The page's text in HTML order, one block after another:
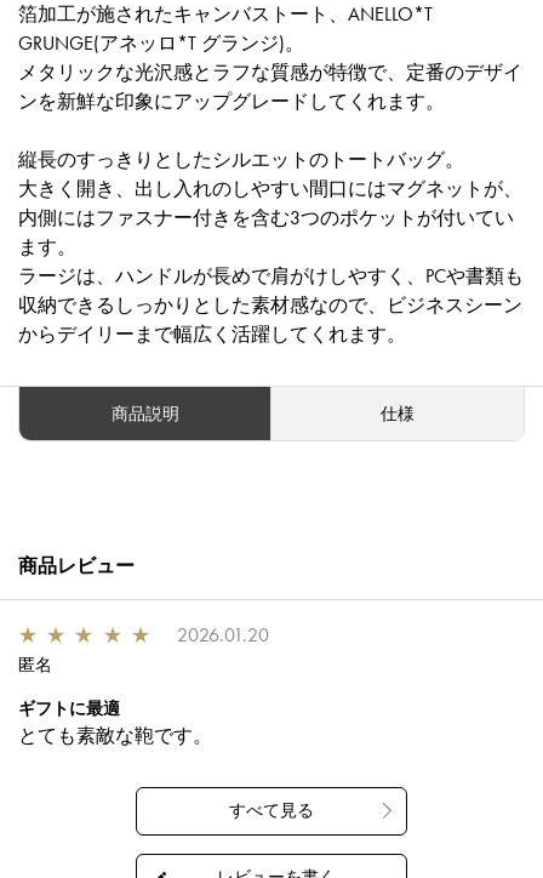
箔加工が施されたキャンバストート、ANELLO*T
GRUNGE(アネッロ*T グランジ)。
メタリックな光沢感とラフな質感が特徴で、定番のデザイ
ンを新鮮な印象にアップグレードしてくれます。
縦長のすっきりとしたシルエットのトートバッグ。
大きく開き、出し入れのしやすい間口にはマグネットが、
内側にはファスナー付きを含む3つのポケットが付いてい
ます。
ラージは、ハンドルが長めで肩がけしやすく、PCや書類も
収納できるしっかりとした素材感なので、ビジネスシーン
からデイリーまで幅広く活躍してくれます。
商品説明 仕様
商品レビュー
★ ★ ★ ★ ★ 2026.01.20
匿名
ギフトに最適
とても素敵な鞄です。